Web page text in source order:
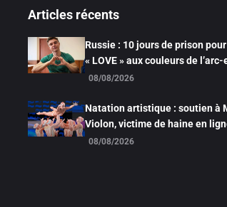
Articles récents
Russie : 10 jours de prison
« LOVE » aux couleurs de l’arc-
08/08/2026
Natation artistique : soutien à
Violon, victime de haine en
08/08/2026